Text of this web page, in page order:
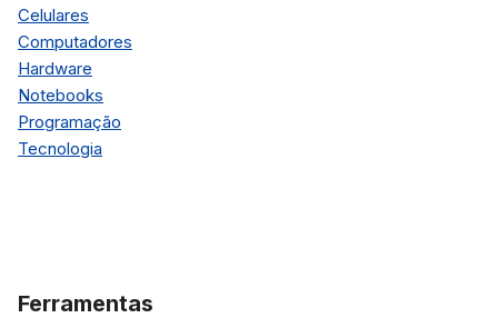
Celulares
Computadores
Hardware
Notebooks
Programação
Tecnologia
Ferramentas